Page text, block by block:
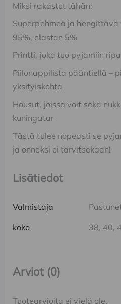
Miksi rakastut tähän:
Superpehmeä ja hengittävä
95%, elastan 5%
Printti, joka tuo pyjamiin
Piilonappilista pääntiellä –
yksityiskohta
Housut, joissa voit sekä
kuningatar
Tästä tulee nopeasti se
ja onneksi ei tarvitsekaan!
Lisätiedot
Valmistaja
koko
38, 40,
Arviot (0)
Tuotearvioita ei vielä ole.